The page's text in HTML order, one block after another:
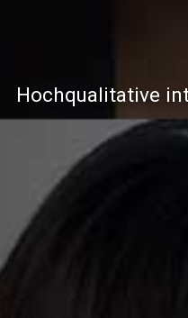
Hochqualitative